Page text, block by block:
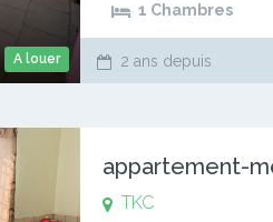
A louer
1 Chambres
2 ans depuis
appartement-
TKC